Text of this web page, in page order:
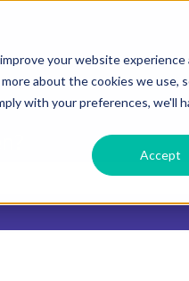
your website experience
about the cookies we use,
with your preferences, we'll
Accept
ist.